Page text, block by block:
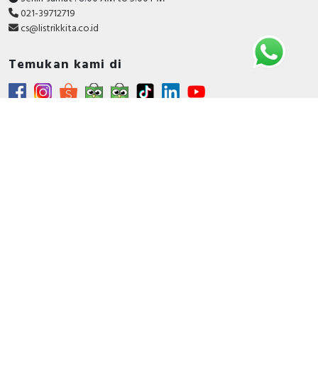
021-39712719
cs@listrikkita.co.id
Temukan kami di